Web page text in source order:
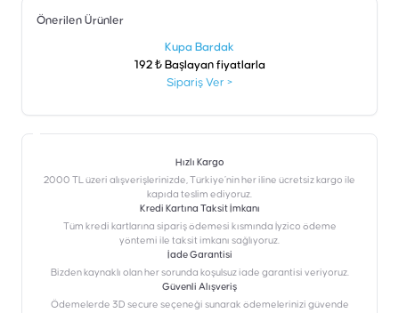
Önerilen Ürünler
Kupa Bardak
192 ₺ Başlayan fiyatlarla
Sipariş Ver >
Hızlı Kargo
2000 TL üzeri alışverişlerinizde, Türkiye’nin her iline ücretsiz kargo ile
kapıda teslim ediyoruz.
Kredi Kartına Taksit İmkanı
‎Tüm kredi kartlarına sipariş ödemesi kısmında İyzico ödeme
yöntemi ile taksit imkanı sağlıyoruz.
İade Garantisi
Bizden kaynaklı olan her sorunda koşulsuz iade garantisi veriyoruz.
Güvenli Alışveriş
Ödemelerde 3D secure seçeneği sunarak ödemelerinizi güvende